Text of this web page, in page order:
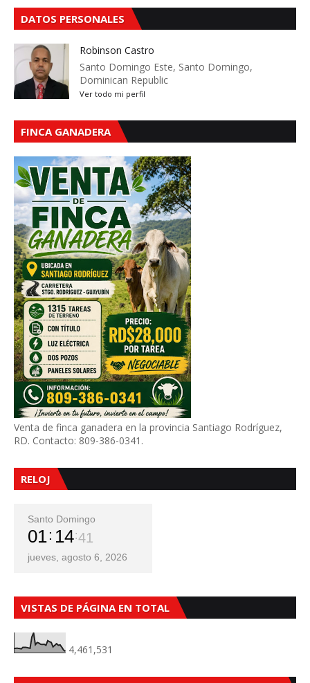
DATOS PERSONALES
Robinson Castro
Santo Domingo Este, Santo Domingo,
Dominican Republic
Ver todo mi perfil
FINCA GANADERA
Venta de finca ganadera en la provincia Santiago Rodríguez,
RD. Contacto: 809-386-0341.
RELOJ
Santo Domingo
01 14 43
jueves, agosto 6, 2026
VISTAS DE PÁGINA EN TOTAL
4,461,531